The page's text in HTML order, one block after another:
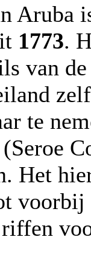
Aruba
1773.
van
te
Het
voorbij